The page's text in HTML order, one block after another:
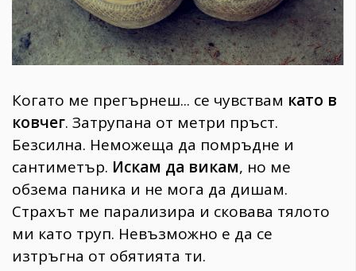
Пътувай
237
Здраве
Gentlemen
382
Wellness
1817
ПОСЛЕДВАЙТЕ
Когато ме прегърнеш... се чувствам като в
ковчег. Затрупана от метри пръст.
Безсилна. Неможеща да помръдне и
сантиметър. Искам да викам, но ме
обзема паника и не мога да дишам.
Страхът ме парализира и сковава тялото
ми като труп. Невъзможно е да се
изтръгна от обятията ти.